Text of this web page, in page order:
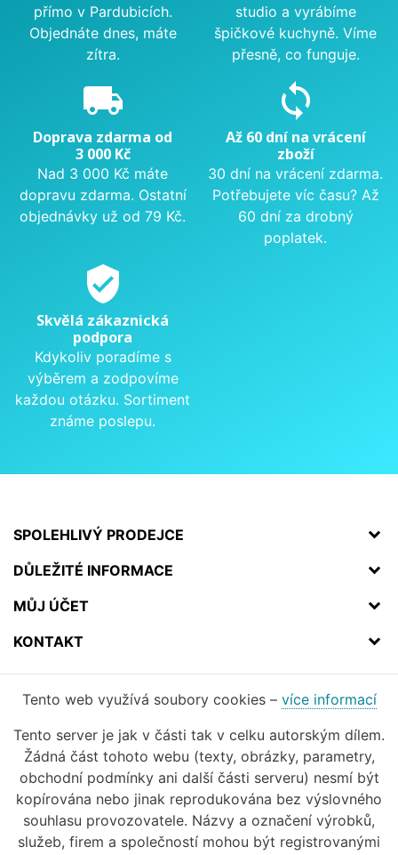
přímo v Pardubicích.
Objednáte dnes, máte
zítra.
studio a vyrábíme
špičkové kuchyně. Víme
přesně, co funguje.
local_shipping
Doprava zdarma od
3 000 Kč
Nad 3 000 Kč máte
dopravu zdarma. Ostatní
objednávky už od 79 Kč.
sync
Až 60 dní na vrácení
zboží
30 dní na vrácení zdarma.
Potřebujete víc času? Až
60 dní za drobný
poplatek.
verified_user
Skvělá zákaznická
podpora
Kdykoliv poradíme s
výběrem a zodpovíme
každou otázku. Sortiment
známe poslepu.
SPOLEHLIVÝ PRODEJCE
DŮLEŽITÉ INFORMACE
MŮJ ÚČET
KONTAKT
Tento web využívá soubory cookies – více informací
Tento server je jak v části tak v celku autorským dílem.
Žádná část tohoto webu (texty, obrázky, parametry,
obchodní podmínky ani další části serveru) nesmí být
kopírována nebo jinak reprodukována bez výslovného
souhlasu provozovatele. Názvy a označení výrobků,
služeb, firem a společností mohou být registrovanými